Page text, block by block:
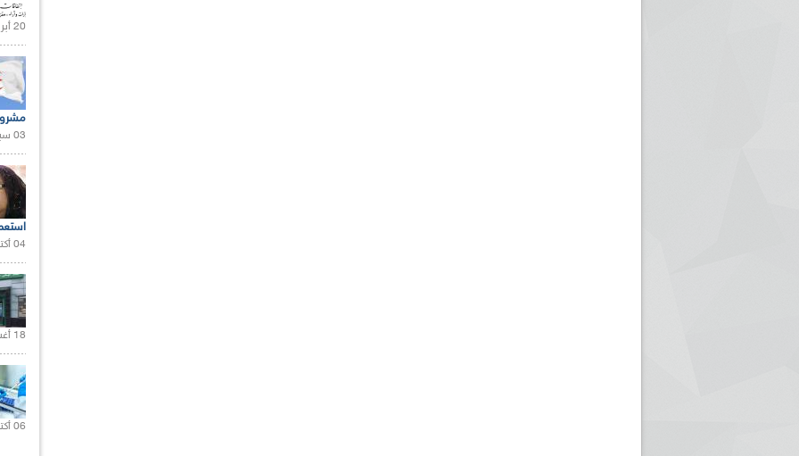
20 أبريل 2021 |
03 سبتمبر 2020 |
04 أكتوبر 2020 |
18 أغسطس 2020 |
06 أكتوبر 2021 |